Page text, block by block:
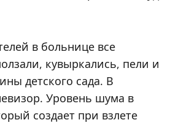
в больнице все
кувыркались, пели и
детского сада. В
Уровень шума в
создает при взлете